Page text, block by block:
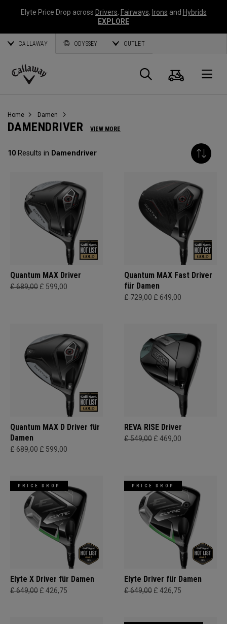
Elyte Price Drop across Drivers, Fairways, Irons and Hybrids
EXPLORE
CALLAWAY ODYSSEY OUTLET
Callaway
Suche
Home Damen
DAMENDRIVER VIEW MORE
10 Results in Damendriver
Quantum MAX Driver
£ 689,00 £ 599,00
Quantum MAX Fast Driver
für Damen
£ 729,00 £ 649,00
Quantum MAX D Driver für
Damen
£ 689,00 £ 599,00
REVA RISE Driver
£ 549,00 £ 469,00
PRICE DROP
Elyte X Driver für Damen
£ 649,00 £ 426,75
PRICE DROP
Elyte Driver für Damen
£ 649,00 £ 426,75